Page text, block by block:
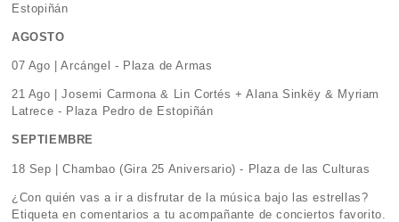
Estopiñán
AGOSTO
07 Ago | Arcángel - Plaza de Armas
21 Ago | Josemi Carmona & Lin Cortés + Alana Sinkëy & Myriam
Latrece - Plaza Pedro de Estopiñán
SEPTIEMBRE
18 Sep | Chambao (Gira 25 Aniversario) - Plaza de las Culturas
¿Con quién vas a ir a disfrutar de la música bajo las estrellas?
Etiqueta en comentarios a tu acompañante de conciertos favorito.